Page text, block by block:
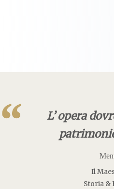
L’ opera
Il
Storia &